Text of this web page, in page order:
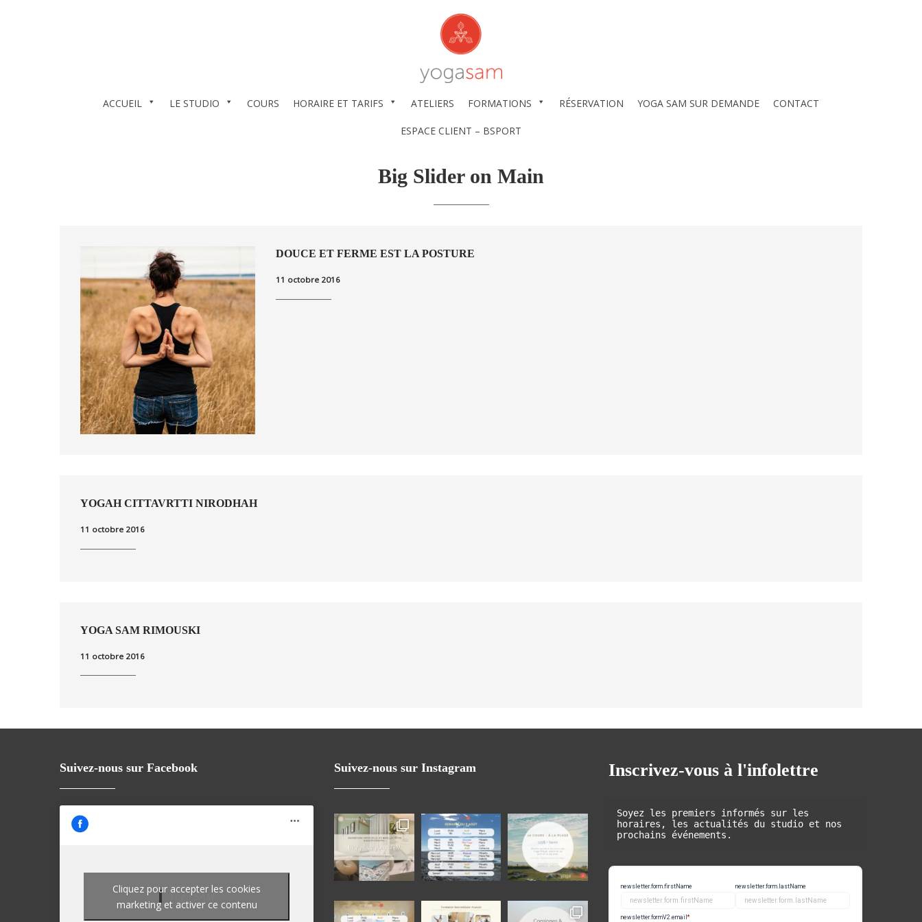
ACCUEIL LE STUDIO COURS HORAIRE ET TARIFS ATELIERS FORMATIONS RÉSERVATION YOGA SAM SUR DEMANDE CONTACT
ESPACE CLIENT – BSPORT
Big Slider on Main
DOUCE ET FERME EST LA POSTURE
11 octobre 2016
YOGAH CITTAVRTTI NIRODHAH
11 octobre 2016
YOGA SAM RIMOUSKI
11 octobre 2016
Suivez-nous sur Facebook
Yoga SAM
Cliquez pour accepter les cookies
marketing et activer ce contenu
Suivez-nous sur Instagram Inscrivez-vous à l'infolettre
Soyez les premiers informés sur les
horaires, les actualités du studio et nos
prochains événements.
newsletter.form.firstName newsletter.form.lastName
newsletter.formV2.email*